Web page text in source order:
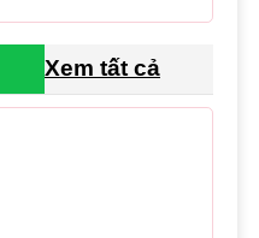
Xem tất cả